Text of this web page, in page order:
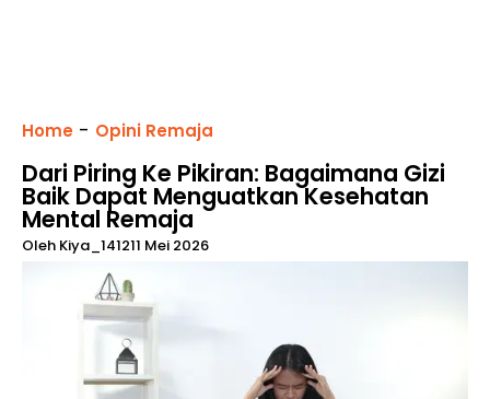
Home - Opini Remaja
Dari Piring Ke Pikiran: Bagaimana Gizi
Baik Dapat Menguatkan Kesehatan
Mental Remaja
Oleh Kiya_141211 Mei 2026